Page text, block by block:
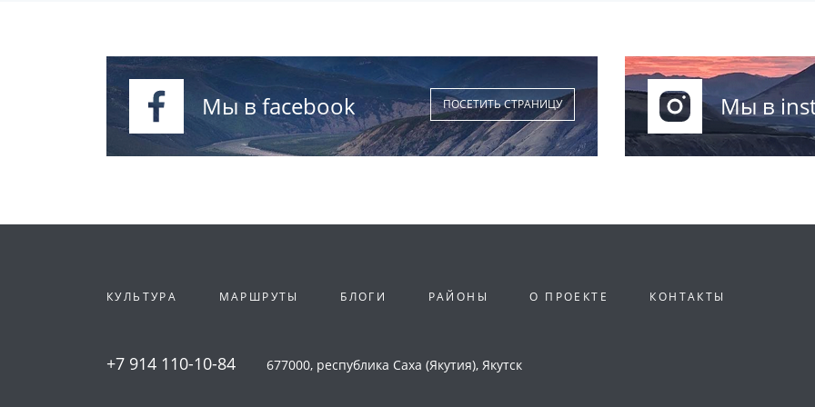
Мы в facebook ПОСЕТИТЬ СТРАНИЦУ Мы в
КУЛЬТУРА МАРШРУТЫ БЛОГИ РАЙОНЫ О ПРОЕКТЕ КОНТАКТЫ
+7 914 110-10-84 677000, республика Саха (Якутия), Якутск